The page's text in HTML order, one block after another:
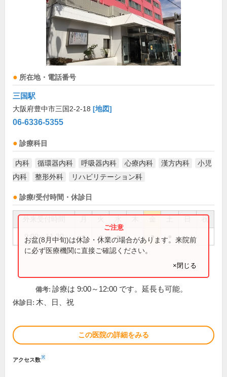
所在地・電話番号
三国駅
大阪府豊中市三国2-2-18 [地図]
06-6336-5355
診療科目
内科 循環器内科 呼吸器内科 心療内科 漢方内科
小児
内科
整形外科 リハビリテーション科
診療/受付時間・休診日
祝
9:00～11:30 ● ● ● ●
お盆(8月中旬)は休診・休業の場合があります。来院前
に必ず医療機関に直接ご確認ください。
×閉じる
備考: 診療は 9:00～12:00 です。延長も可能。
休診日: 木、日、祝
この医院の詳細をみる
アクセス数※